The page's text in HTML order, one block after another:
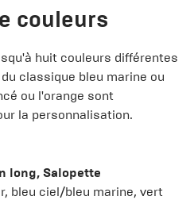
couleurs
huit couleurs différentes
classique bleu marine ou
ou l'orange sont
la personnalisation.
long, Salopette
bleu ciel/bleu marine, vert